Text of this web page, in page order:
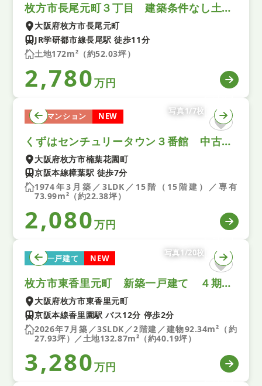
枚方市長尾元町３丁目 建築条件なし土地 ２号地
大阪府枚方市長尾元町
JR学研都市線長尾駅 徒歩11分
土地172m²（約52.03坪）
2,780万円
中古マンション NEW
写真1/7枚
くずはセンチュリータウン３番館 中古マンション
大阪府枚方市楠葉花園町
京阪本線樟葉駅 徒歩7分
1974年3月築／3LDK／15階（15階建）／専有
73.99m²（約22.38坪）
2,080万円
新築一戸建て NEW
写真1/20枚
枚方市東香里元町 新築一戸建て ４期 2号棟
大阪府枚方市東香里元町
京阪本線香里園駅 バス12分 停歩2分
2026年7月築／3SLDK／2階建／建物92.34m²（約
27.93坪）／土地132.87m²（約40.19坪）
3,280万円